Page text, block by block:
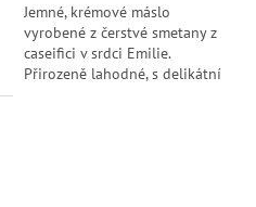
Jemné, krémové máslo
vyrobené z čerstvé smetany z
caseifici v srdci Emilie.
Přirozeně lahodné, s delikátní